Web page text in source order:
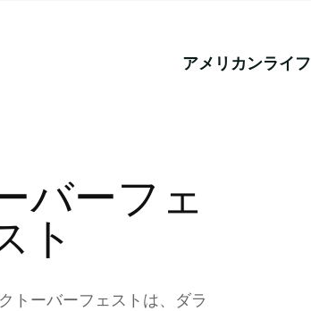
アメリカンライフ
バーフェ
ト
トーバーフェストは、ダラ